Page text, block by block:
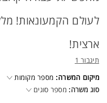
לעולם הקמעונאות!
ארצית!
תיגבור 1
מיקום המשרה: מספר מקומות
סוג משרה: מספר סוגים